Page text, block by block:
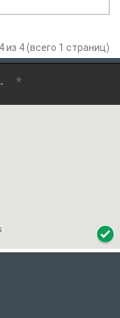
из 4 (всего 1 страниц)